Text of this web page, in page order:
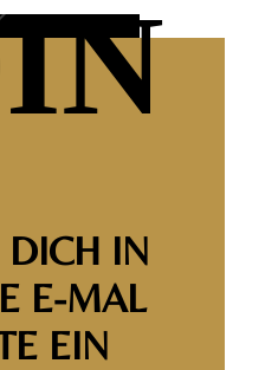
DICH IN
E-MAL
EIN